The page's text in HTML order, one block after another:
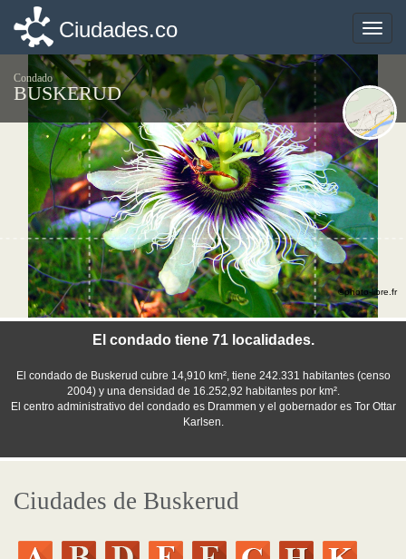
Toggle
Ciudades.co
Condado
BUSKERUD
El condado tiene 71 localidades.
El condado de Buskerud cubre 14,910 km², tiene 242.331 habitantes (censo
2004) y una densidad de 16.252,92 habitantes por km².
El centro administrativo del condado es Drammen y el gobernador es Tor Ottar
Karlsen.
©photo-libre.fr
Ciudades de Buskerud
Toggle
Ciudades.co